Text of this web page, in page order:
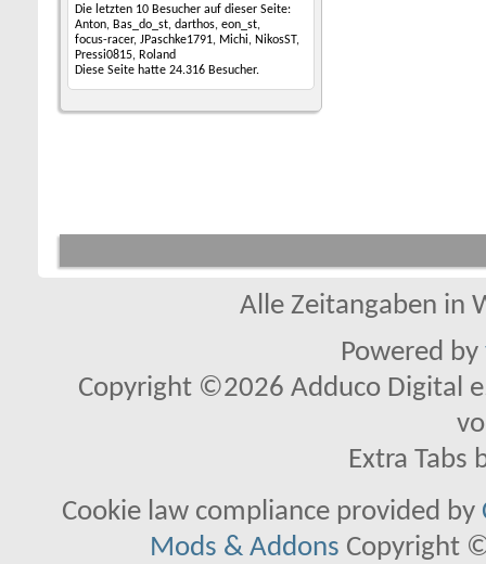
Die letzten 10 Besucher auf dieser Seite:
Anton, Bas_do_st, darthos, eon_st,
focus-racer, JPaschke1791, Michi, NikosST,
Pressi0815, Roland
Diese Seite hatte 24.316 Besucher.
Alle Zeitangaben in
Powered by
Copyright ©2026 Adduco Digital
Extra Tabs
Cookie law compliance provided by
Mods & Addons Copyright